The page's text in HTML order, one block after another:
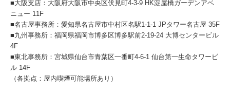
■大阪支店：大阪府大阪市中央区伏見町4-3-9 HK淀屋橋ガーデンアベ
ニュー 11F
■名古屋事務所：愛知県名古屋市中村区名駅1-1-1 JPタワー名古屋 35F
■九州事務所：福岡県福岡市博多区博多駅前2-19-24 大博センタービル
4F
■東北事務所：宮城県仙台市青葉区一番町4-6-1 仙台第一生命タワービ
ル 14F
（各拠点：屋内喫煙可能場所あり）